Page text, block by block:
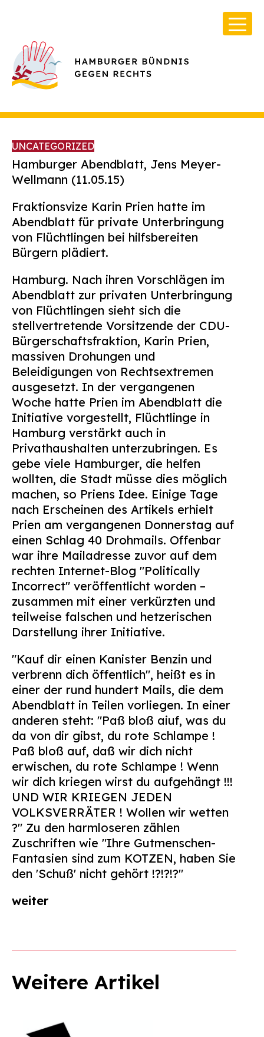
Infos & Broschüren
Archiv
Kontakt
Suchen
nach:
UNCATEGORIZED
Hamburger Abendblatt, Jens Meyer-
Wellmann (11.05.15)
Fraktionsvize Karin Prien hatte im
Abendblatt für private Unterbringung
von Flüchtlingen bei hilfsbereiten
Bürgern plädiert.
Hamburg. Nach ihren Vorschlägen im
Abendblatt zur privaten Unterbringung
von Flüchtlingen sieht sich die
stellvertretende Vorsitzende der CDU-
Bürgerschaftsfraktion, Karin Prien,
massiven Drohungen und
Beleidigungen von Rechtsextremen
ausgesetzt. In der vergangenen
Woche hatte Prien im Abendblatt die
Initiative vorgestellt, Flüchtlinge in
Hamburg verstärkt auch in
Privathaushalten unterzubringen. Es
gebe viele Hamburger, die helfen
wollten, die Stadt müsse dies möglich
machen, so Priens Idee. Einige Tage
nach Erscheinen des Artikels erhielt
Prien am vergangenen Donnerstag auf
einen Schlag 40 Drohmails. Offenbar
war ihre Mailadresse zuvor auf dem
rechten Internet-Blog "Politically
Incorrect" veröffentlicht worden –
zusammen mit einer verkürzten und
teilweise falschen und hetzerischen
Darstellung ihrer Initiative.
"Kauf dir einen Kanister Benzin und
verbrenn dich öffentlich", heißt es in
einer der rund hundert Mails, die dem
Abendblatt in Teilen vorliegen. In einer
anderen steht: "Paß bloß aiuf, was du
da von dir gibst, du rote Schlampe !
Paß bloß auf, daß wir dich nicht
erwischen, du rote Schlampe ! Wenn
wir dich kriegen wirst du aufgehängt !!!
UND WIR KRIEGEN JEDEN
VOLKSVERRÄTER ! Wollen wir wetten
?" Zu den harmloseren zählen
Zuschriften wie "Ihre Gutmenschen-
Fantasien sind zum KOTZEN, haben Sie
den 'Schuß' nicht gehört !?!?!?"
weiter
Weitere Artikel